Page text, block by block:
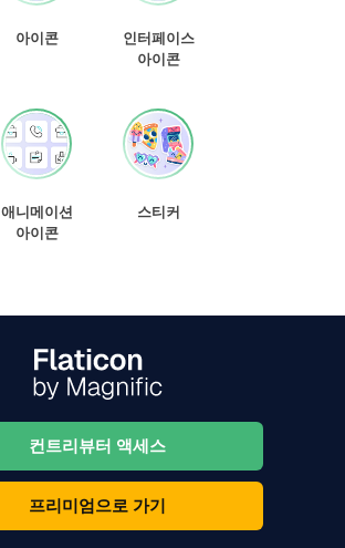
아이콘
인터페이스
아이콘
애니메이션
아이콘
스티커
컨트리뷰터 액세스
프리미엄으로 가기